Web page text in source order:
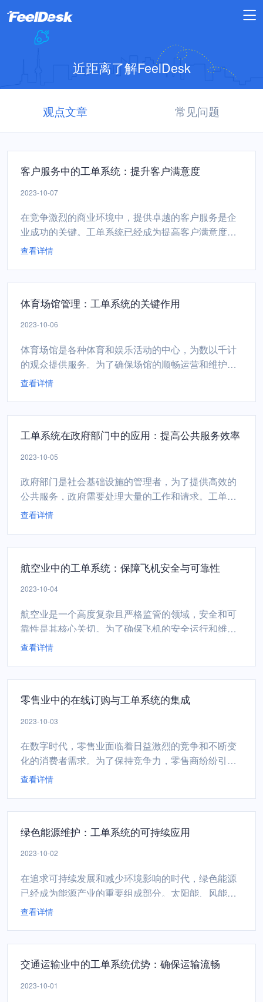
近距离了解FeelDesk
观点文章 常见问题
客户服务中的工单系统：提升客户满意度
2023-10-07
在竞争激烈的商业环境中，提供卓越的客户服务是企
业成功的关键。工单系统已经成为提高客户满意度的
强大工具。本文将探讨工单系统如何在客户服务领域
和请求可以快速转化为工单，确保客户的需求得到及
时处理。...
查看详情
体育场馆管理：工单系统的关键作用
2023-10-06
体育场馆是各种体育和娱乐活动的中心，为数以千计
的观众提供服务。为了确保场馆的顺畅运营和维护，
体育场馆管理团队越来越依赖工单系统。本文将探讨
椅、草坪、照明和音响系统，这些设施需要定期维护
和保养...
查看详情
工单系统在政府部门中的应用：提高公共服务效率
2023-10-05
政府部门是社会基础设施的管理者，为了提供高效的
公共服务，政府需要处理大量的工作和请求。工单系
统已经被广泛用于政府部门，以改善和加速公共服务
效的流程和组织。 资源分配： 确保资源如人力、时
间...
查看详情
航空业中的工单系统：保障飞机安全与可靠性
2023-10-04
航空业是一个高度复杂且严格监管的领域，安全和可
靠性是其核心关切。为了确保飞机的安全运行和维
护，航空公司和维修团队依赖于先进的工单系统。本
护差错都可能对飞机和乘客造成严重危险。维护复杂
性： ...
查看详情
零售业中的在线订购与工单系统的集成
2023-10-03
在数字时代，零售业面临着日益激烈的竞争和不断变
化的消费者需求。为了保持竞争力，零售商纷纷引入
在线订购和交付服务。本文将讨论如何将在线订购与
错误。 库存管理： 确保有足够的库存以满足在线订
单...
查看详情
绿色能源维护：工单系统的可持续应用
2023-10-02
在追求可持续发展和减少环境影响的时代，绿色能源
已经成为能源产业的重要组成部分。太阳能、风能和
其他可再生能源的使用正在不断增长，而这些系统需
能面板、风力涡轮机和其他可再生能源设备需要定期
检查...
查看详情
交通运输业中的工单系统优势：确保运输流畅
2023-10-01